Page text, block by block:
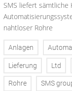
SMS liefert sämtliche
nahtloser Rohre
Anlagen
Lieferung Ltd
Rohre SMS